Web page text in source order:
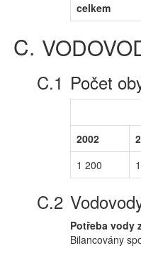
celkem
Počet
2002
1 200
Potřeba vody
Bilancovány